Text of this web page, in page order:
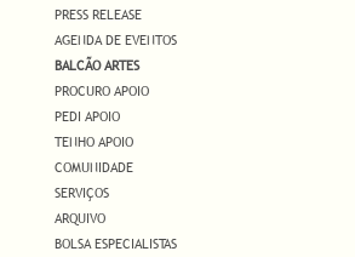
PRESS RELEASE
AGENDA DE EVENTOS
BALCÃO ARTES
PROCURO APOIO
PEDI APOIO
TENHO APOIO
COMUNIDADE
SERVIÇOS
ARQUIVO
BOLSA ESPECIALISTAS